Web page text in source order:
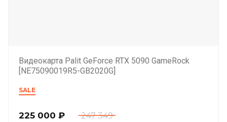
Видеокарта Palit GeForce RTX 5090 GameRock
[NE75090019R5-GB2020G]
SALE
247 349
225 000 ₽